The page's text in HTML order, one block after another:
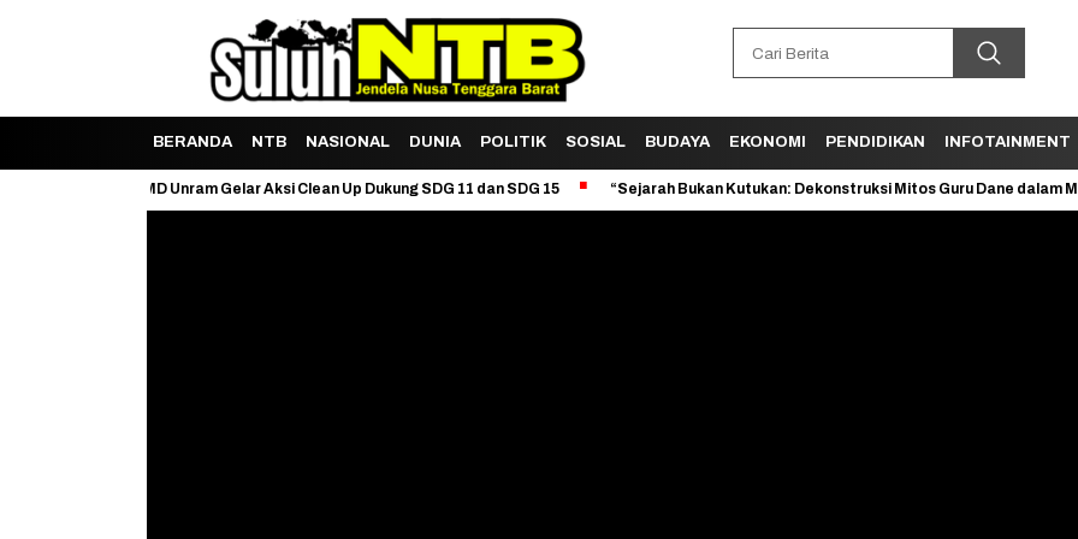
BERANDA NTB NASIONAL DUNIA POLITIK SOSIAL BUDAYA EKONOMI PENDIDIKAN INFOTAINMENT
PMD Unram Gelar Aksi Clean Up Dukung SDG 11 dan SDG 15 “Sejarah Bukan Kutukan: Dekonstruksi Mitos Guru Dane dalam Membaca